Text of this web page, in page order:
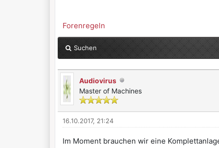
Forenregeln
Suchen
Audiovirus
Master of Machines
16.10.2017, 21:24
Im Moment brauchen wir eine